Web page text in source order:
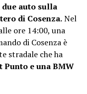
auto sulla
di Cosenza.Nel
ore 14:00, una
di Cosenza è
stradale che ha
Punto e una BMW